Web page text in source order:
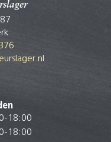
-18:00
-18:00